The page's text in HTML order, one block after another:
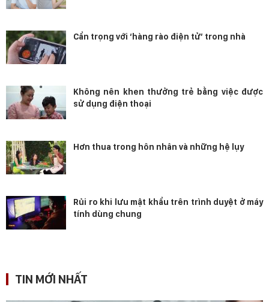
Cẩn trọng với ‘hàng rào điện tử’ trong nhà
Không nên khen thưởng trẻ bằng việc được
sử dụng điện thoại
Hơn thua trong hôn nhân và những hệ lụy
Rủi ro khi lưu mật khẩu trên trình duyệt ở máy
tính dùng chung
TIN MỚI NHẤT